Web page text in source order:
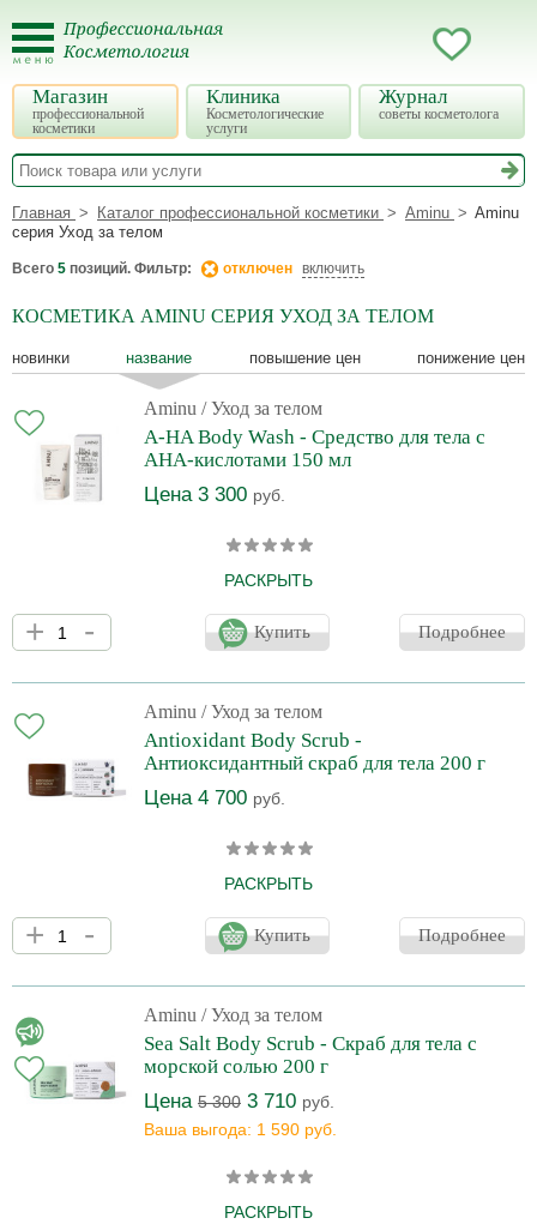
Магазин
профессиональной
косметики
Клиника
Косметологические
услуги
Журнал
советы косметолога
Главная Каталог профессиональной косметики Aminu
Aminu
серия Уход за телом
Всего 5 позиций. Фильтр: отключен включить
КОСМЕТИКА AMINU СЕРИЯ УХОД ЗА ТЕЛОМ
новинки название повышение цен понижение цен
Aminu / Уход за телом
A-HA Body Wash - Средство для тела с
АНА-кислотами 150 мл
Цена 3 300 руб.
РАСКРЫТЬ
Очищающий гель для тела A-HA Body Wash с комплексом AHA-
кислот мягко отшелушивает ороговевшие клетки, стимулируя
обновление кожи и придавая ей гладкость. Формула,
углем обеспечивает глубокое очищение, освежает и тонизирует
кожу, оставляя приятное ощущение прохлады и комфорта.
+ - Купить Подробнее
Aminu / Уход за телом
Antioxidant Body Scrub -
Антиоксидантный скраб для тела 200 г
Цена 4 700 руб.
РАСКРЫТЬ
Antioxidant Body Scrub для тела сочетает в себе
отшелушивающие свойства сахарных кристаллов и кофейной
гущи с питательным действием масла ши и витамина Е.
он бережно отшелушивает омертвевшие клетки, оставляя кожу
гладкой, увлажненной и сияющей.
+ - Купить Подробнее
Aminu / Уход за телом
Sea Salt Body Scrub - Скраб для тела с
морской солью 200 г
Цена 5 300 3 710 руб.
Ваша выгода: 1 590 руб.
РАСКРЫТЬ